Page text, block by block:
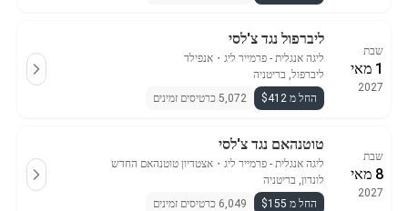
שבת
1 מאי
2027
ליברפול נגד צ'לסי
ליגה אנגלית - פרמייר ליג ・ אנפילד
ליברפול, בריטניה
החל מ $412
5,072 כרטיסים זמינים
שבת
8 מאי
2027
טוטנהאם נגד צ'לסי
ליגה אנגלית - פרמייר ליג ・ אצטדיון טוטנהאם החדש
לונדון, בריטניה
החל מ $155
6,049 כרטיסים זמינים